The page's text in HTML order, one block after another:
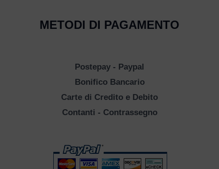
METODI DI PAGAMENTO
Postepay - Paypal
Bonifico Bancario
Carte di Credito e Debito
Contanti - Contrassegno